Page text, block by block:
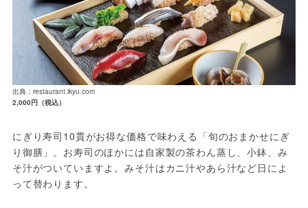
出典：restaurant.ikyu.com
2,000円（税込）
にぎり寿司10貫がお得な価格で味わえる「旬のおまかせにぎ
り御膳」。お寿司のほかには自家製の茶わん蒸し、小鉢、み
そ汁がついていますよ。みそ汁はカニ汁やあら汁など日によ
って替わります。